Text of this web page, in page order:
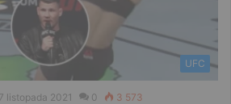
UFC
listopada 2021 0 3 573